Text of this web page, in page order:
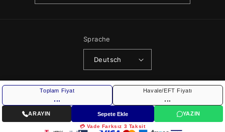
Toplam Fiyat
...
Havale/EFT Fiyatı
...
ARAYIN Sepete Ekle
💳 Vade Farksız 3 Taksit
YAZIN
Sprache
Deutsch
Zahlungsmethoden
© 2026,Dede Duş Widerrufsrecht
Datenschutzerklärung AGB Versand Impressum
Kontaktinformationen